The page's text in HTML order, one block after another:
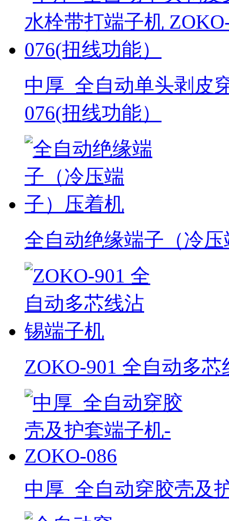
中厚_全自动单头剥皮
076(扭线功能）
全自动绝缘端子（冷
ZOKO-901 全自动多
中厚_全自动穿胶壳及